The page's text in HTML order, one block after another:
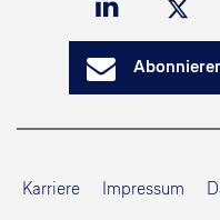
Karriere Impressum